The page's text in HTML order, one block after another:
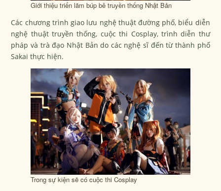
Giới thiệu triển lãm búp bê truyền thống Nhật Bản
Các chương trình giao lưu nghệ thuật đường phố, biểu diễn
nghệ thuật truyền thống, cuộc thi Cosplay, trình diễn thư
pháp và trà đạo Nhật Bản do các nghệ sĩ đến từ thành phố
Sakai thực hiện.
Trong sự kiện sẽ có cuộc thi Cosplay